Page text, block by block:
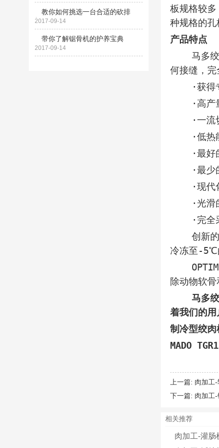
板规格较多
种规格的孔
产品特点
马多绞肉
何接缝，
·获得专
·高产
·一流
·低热能
·最好的
·最少的
·现代化
·光滑的
·完全采
创新的布
冷冻至-5℃
OPTIMO
除动物软
马多绞肉
着我们的
制冷型绞
MADO
上一篇: 肉加工
下一篇: 肉加工
相关推荐
肉加工-灌肠
教你如何挑选一台合适的砍排
机？
2017-09-14
带你了解锯骨机的护养宝典
2017-09-14